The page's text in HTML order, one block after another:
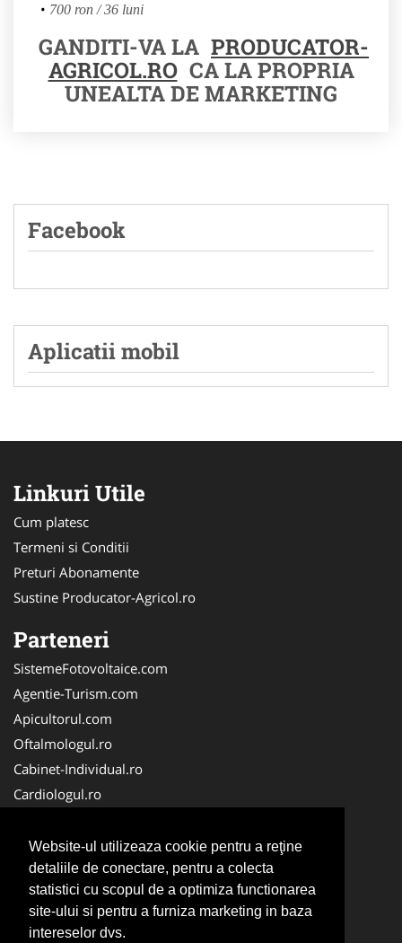
Website-ul utilizeaza cookie pentru a reţine
detaliile de conectare, pentru a colecta
statistici cu scopul de a optimiza functionarea
site-ului si pentru a furniza marketing in baza
intereselor dvs.
700 ron / 36 luni
GANDITI-VA LA PRODUCATOR-
AGRICOL.RO CA LA PROPRIA
UNEALTA DE MARKETING
Facebook
Aplicatii mobil
Linkuri Utile
Cum platesc
Termeni si Conditii
Preturi Abonamente
Sustine Producator-Agricol.ro
Parteneri
SistemeFotovoltaice.com
Agentie-Turism.com
Apicultorul.com
Oftalmologul.ro
Cabinet-Individual.ro
Cardiologul.ro
CramaVinuri.ro
Centru-Copiere.ro
CentruInchirieri.ro
Medic-Bun.com